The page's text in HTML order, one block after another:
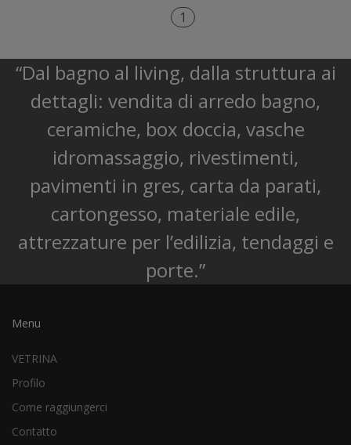
1
“Dal bagno al living, dalla struttura ai
dettagli: vendita di arredo bagno,
ceramiche, box doccia, vasche
idromassaggio, rivestimenti,
pavimenti in gres, carta da parati,
cartongesso, materiale edile,
attrezzature per l’edilizia, tendaggi e
porte.”
Menu
VETRINA
Profilo
Come raggiungerci
Contatto